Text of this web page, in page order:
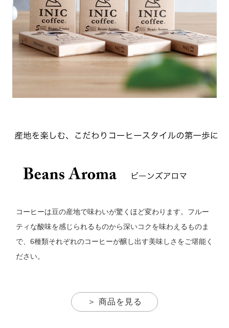
コーヒーは豆の産地で味わいが驚くほど変わります。フルー
ティな酸味を感じられるものから深いコクを味わえるものま
で、6種類それぞれのコーヒーが醸し出す美味しさをご堪能く
ださい。
＞ 商品を見る